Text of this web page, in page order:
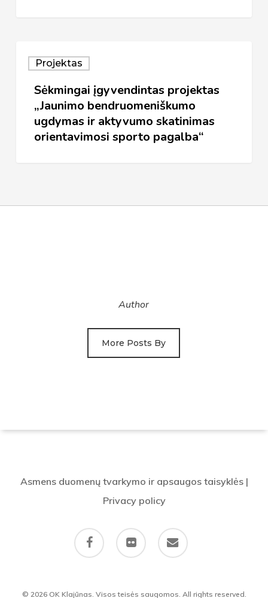
Projektas
įgyvendintas
projektas
„Jaunimo
bendruomeniškumo
skatinimas
Sėkmingai įgyvendintas projektas
„Jaunimo bendruomeniškumo
ugdymas ir aktyvumo skatinimas
orientavimosi sporto pagalba“
Author
More Posts By
Asmens duomenų tvarkymo ir apsaugos taisyklės|
Privacy policy
facebook flickr email
© 2026 OK Klajūnas. Visos teisės saugomos. All rights reserved.